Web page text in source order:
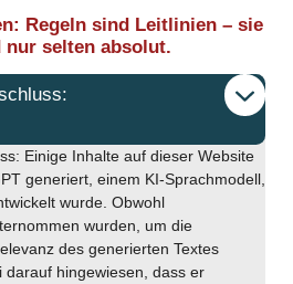
Regeln sind Leitlinien – sie
nur selten absolut.
Einige Inhalte auf dieser Website
generiert, einem KI-Sprachmodell,
wurde. Obwohl
wurden, um die
des generierten Textes
darauf hingewiesen, dass er